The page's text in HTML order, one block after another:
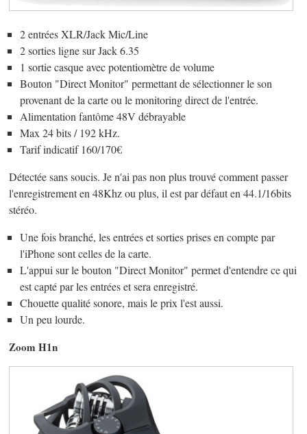
2 entrées XLR/Jack Mic/Line
2 sorties ligne sur Jack 6.35
1 sortie casque avec potentiomètre de volume
Bouton "Direct Monitor" permettant de sélectionner le son
provenant de la carte ou le monitoring direct de l'entrée.
Alimentation fantôme 48V débrayable
Max 24 bits / 192 kHz.
Tarif indicatif 160/170€
Détectée sans soucis. Je n'ai pas non plus trouvé comment passer
l'enregistrement en 48Khz ou plus, il est par défaut en 44.1/16bits
stéréo.
Une fois branché, les entrées et sorties prises en compte par
l'iPhone sont celles de la carte.
L'appui sur le bouton "Direct Monitor" permet d'entendre ce qui
est capté par les entrées et sera enregistré.
Chouette qualité sonore, mais le prix l'est aussi.
Un peu lourde.
Zoom H1n